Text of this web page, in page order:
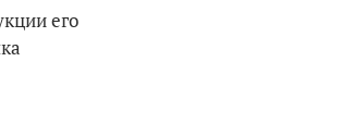
его